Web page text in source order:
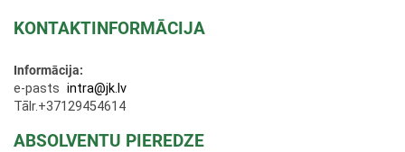
KONTAKTINFORMĀCIJA
Informācija:
e-pasts intra@jk.lv
Tālr.+37129454614
ABSOLVENTU PIEREDZE